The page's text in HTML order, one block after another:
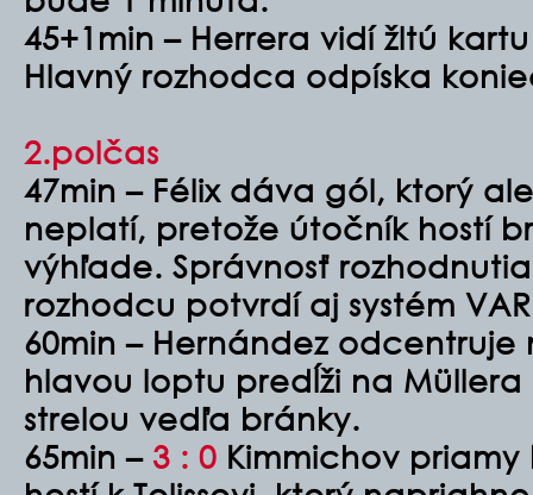
45+1min – Herrera vidí žltú
Hlavný rozhodca odpíska
2.polčas
47min – Félix dáva gól, ktorý
neplatí, pretože útočník hostí
výhľade. Správnosť
rozhodcu potvrdí aj systém
60min – Hernández
hlavou loptu predĺži na
strelou vedľa bránky.
65min –3 : 0 Kimmichov